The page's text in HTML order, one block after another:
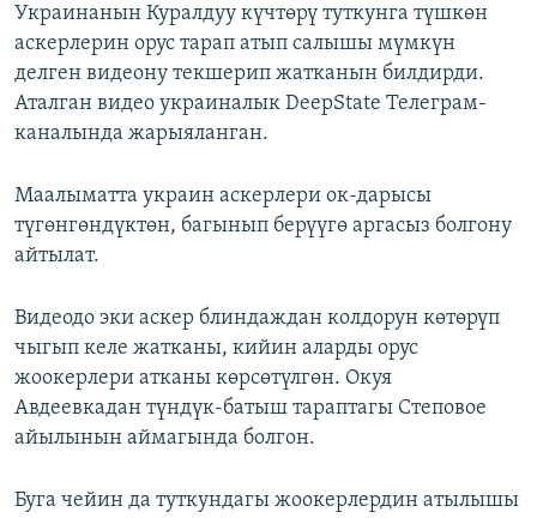
Украинанын Куралдуу күчтөрү туткунга түшкөн
аскерлерин орус тарап атып салышы мүмкүн
делген видеону текшерип жатканын билдирди.
Аталган видео украиналык DeepState Телеграм-
каналында жарыяланган.
Маалыматта украин аскерлери ок-дарысы
түгөнгөндүктөн, багынып берүүгө аргасыз болгону
айтылат.
Видеодо эки аскер блиндаждан колдорун көтөрүп
чыгып келе жатканы, кийин аларды орус
жоокерлери атканы көрсөтүлгөн. Окуя
Авдеевкадан түндүк-батыш тараптагы Степовое
айылынын аймагында болгон.
Буга чейин да туткундагы жоокерлердин атылышы